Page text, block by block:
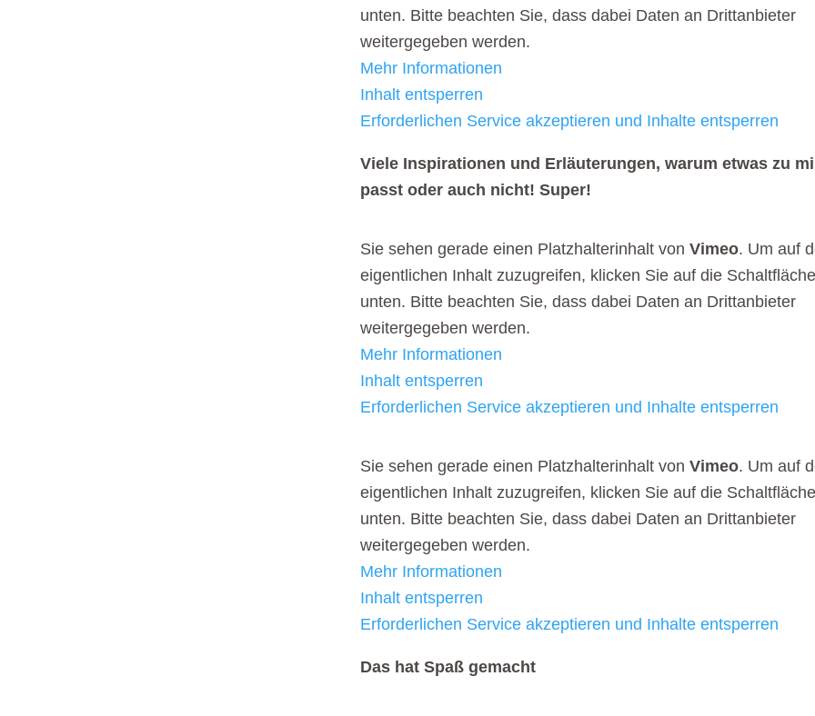
unten. Bitte beachten Sie, dass dabei Daten an Drittanbieter
weitergegeben werden.
Mehr Informationen
Inhalt entsperren
Erforderlichen Service akzeptieren und Inhalte entsperren
Viele Inspirationen und Erläuterungen, warum etwas zu
passt oder auch nicht! Super!
Sie sehen gerade einen Platzhalterinhalt von Vimeo. Um auf
eigentlichen Inhalt zuzugreifen, klicken Sie auf die Schaltfläche
unten. Bitte beachten Sie, dass dabei Daten an Drittanbieter
weitergegeben werden.
Mehr Informationen
Inhalt entsperren
Erforderlichen Service akzeptieren und Inhalte entsperren
Sie sehen gerade einen Platzhalterinhalt von Vimeo. Um auf
eigentlichen Inhalt zuzugreifen, klicken Sie auf die Schaltfläche
unten. Bitte beachten Sie, dass dabei Daten an Drittanbieter
weitergegeben werden.
Mehr Informationen
Inhalt entsperren
Erforderlichen Service akzeptieren und Inhalte entsperren
Das hat Spaß gemacht